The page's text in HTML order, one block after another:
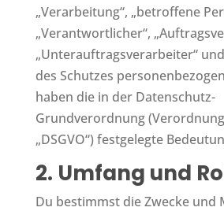
„Verarbeitung“, „betroffene
„Verantwortlicher“,
„Unterauftragsverarbeiter“
des Schutzes
haben die in der Datenschutz-
Grundverordnung (Verordnung
„DSGVO“) festgelegte
2. Umfang und
Du bestimmst die Zwecke und